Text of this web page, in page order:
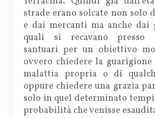
strade erano solcate non solo
e dai mercanti ma anche
quali si recavano presso
santuari per un obiettivo
ovvero chiedere la guarigione
malattia propria o di
oppure chiedere una grazia
solo in quel determinato
probabilità che venisse